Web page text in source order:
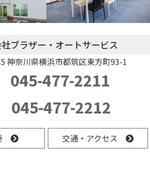
ブラザー・オートサービス
神奈川県横浜市都筑区東方町93-1
045-477-2211
045-477-2212
交通・アクセス